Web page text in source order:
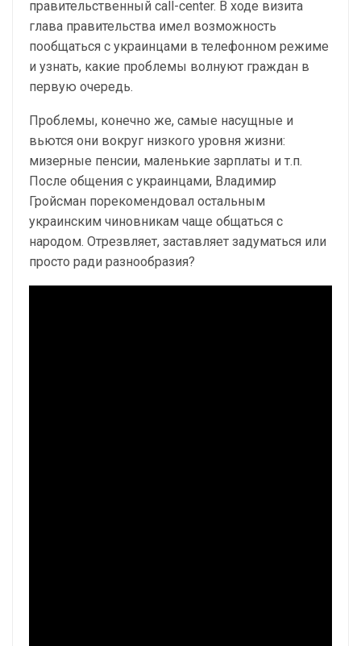
правительственный call-center. В ходе визита
глава правительства имел возможность
пообщаться с украинцами в телефонном режиме
и узнать, какие проблемы волнуют граждан в
первую очередь.
Проблемы, конечно же, самые насущные и
вьются они вокруг низкого уровня жизни:
мизерные пенсии, маленькие зарплаты и т.п.
После общения с украинцами, Владимир
Гройсман порекомендовал остальным
украинским чиновникам чаще общаться с
народом. Отрезвляет, заставляет задуматься или
просто ради разнообразия?